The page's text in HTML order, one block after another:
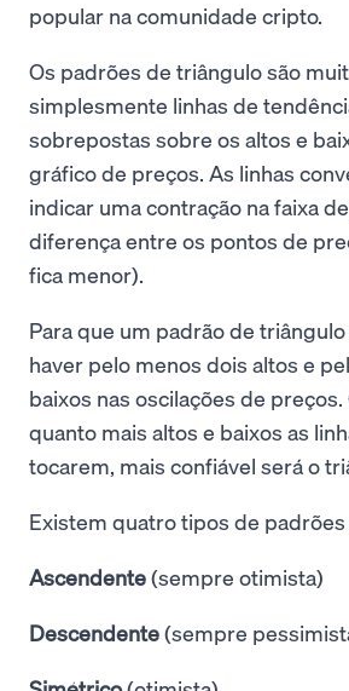
popular na comunidade cripto.
Os padrões de triângulo são
simplesmente linhas de
sobrepostas sobre os altos e
gráfico de preços. As linhas
indicar uma contração na faixa
diferença entre os pontos de
fica menor).
Para que um padrão de
haver pelo menos dois altos e
baixos nas oscilações de
quanto mais altos e baixos as
tocarem, mais confiável será o
Existem quatro tipos de
Ascendente(sempre otimista)
Descendente(sempre